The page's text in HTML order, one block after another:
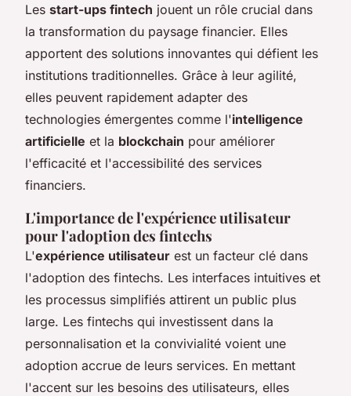
Les start-ups fintech jouent un rôle crucial dans
la transformation du paysage financier. Elles
apportent des solutions innovantes qui défient les
institutions traditionnelles. Grâce à leur agilité,
elles peuvent rapidement adapter des
technologies émergentes comme l'intelligence
artificielle et la blockchain pour améliorer
l'efficacité et l'accessibilité des services
financiers.
L'importance de l'expérience utilisateur
pour l'adoption des fintechs
L'expérience utilisateur est un facteur clé dans
l'adoption des fintechs. Les interfaces intuitives et
les processus simplifiés attirent un public plus
large. Les fintechs qui investissent dans la
personnalisation et la convivialité voient une
adoption accrue de leurs services. En mettant
l'accent sur les besoins des utilisateurs, elles